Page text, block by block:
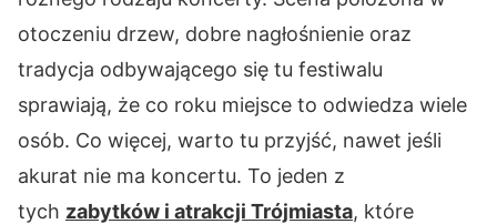
otoczeniu drzew, dobre nagłośnienie oraz
tradycja odbywającego się tu festiwalu
sprawiają, że co roku miejsce to odwiedza wiele
osób. Co więcej, warto tu przyjść, nawet jeśli
akurat nie ma koncertu. To jeden z
tych zabytków i atrakcji Trójmiasta, które